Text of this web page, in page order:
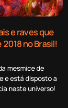
e raves que
no Brasil!
mesmice de
e está disposto a
neste universo!